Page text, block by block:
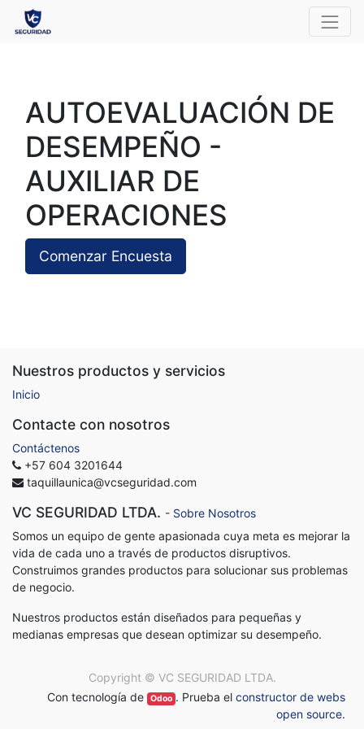
AUTOEVALUACIÓN DE
DESEMPEÑO -
AUXILIAR DE
OPERACIONES
Comenzar Encuesta
Nuestros productos y servicios
Inicio
Contacte con nosotros
Contáctenos
+57 604 3201644
taquillaunica@vcseguridad.com
VC SEGURIDAD LTDA. - Sobre Nosotros
Somos un equipo de gente apasionada cuya meta es mejorar la
vida de cada uno a través de productos disruptivos.
Construimos grandes productos para solucionar sus problemas
de negocio.
Nuestros productos están diseñados para pequeñas y
medianas empresas que desean optimizar su desempeño.
Copyright © VC SEGURIDAD LTDA.
Con tecnología de
Odoo . Prueba el constructor de webs
open source.